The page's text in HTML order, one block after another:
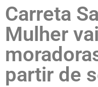
Carreta
Mulher
partir de